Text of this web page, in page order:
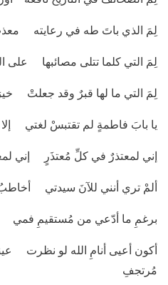
لِمَ الذي باتَ طه في رعايته
لِمَ التي كلما تتلى مصائبها على
لِمَ التي ما لها قبرٌ وقد جعلتْ
يا بابَ فاطمةٍ لم تقتبسْ لغتي
إني لمعتذرٌ في كلِّ مُعتذَرٍ إني
ألمْ تري أنني للآنَ سيدتي
برغمِ ما أدّعي من مُستقيمِ
أكون أعيى أنامِ الله لو نظرت
مُرتجفِ